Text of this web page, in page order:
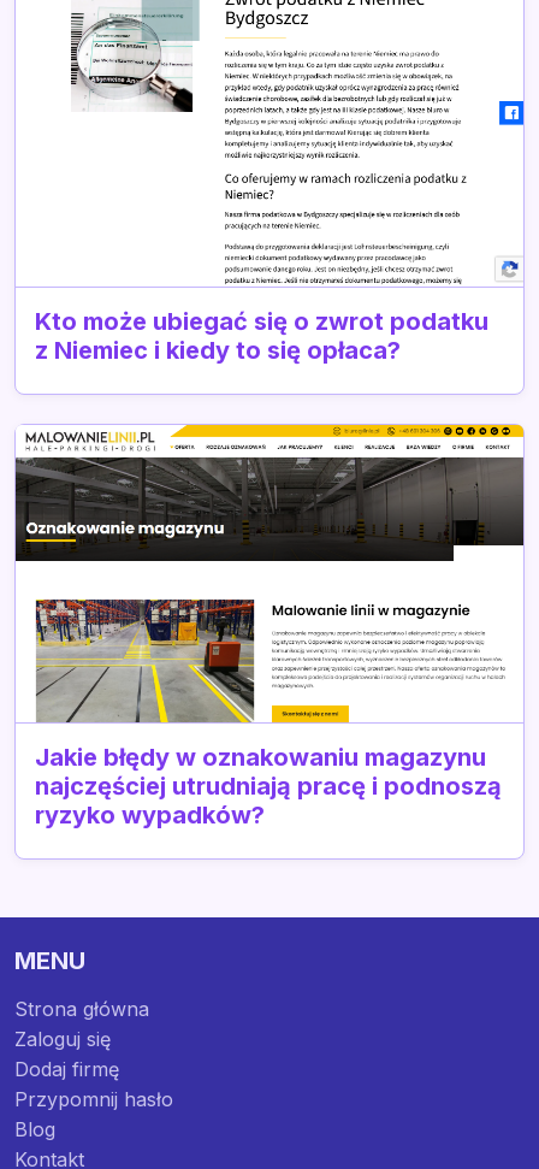
Kto może ubiegać się o zwrot podatku
z Niemiec i kiedy to się opłaca?
Jakie błędy w oznakowaniu magazynu
najczęściej utrudniają pracę i podnoszą
ryzyko wypadków?
MENU
Strona główna
Zaloguj się
Dodaj firmę
Przypomnij hasło
Blog
Kontakt